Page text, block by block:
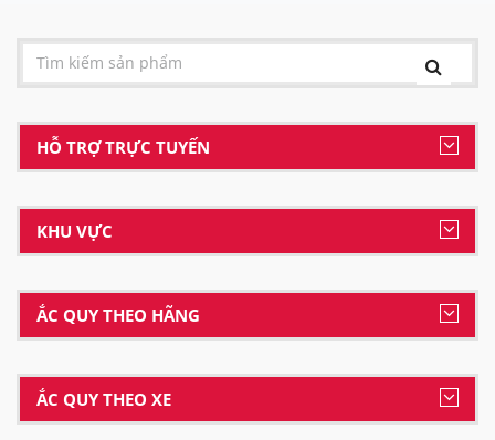
HỖ TRỢ TRỰC TUYẾN
KHU VỰC
ẮC QUY THEO HÃNG
ẮC QUY THEO XE